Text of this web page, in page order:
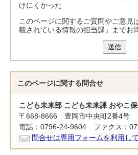
けにくかった
このページに関するご質問やご意見
載されている情報の担当課」までお
送信
このページに関する 問合せ
こども未来部 こども未来課 おやこ
〒668-8666 豊岡市中央町2番4号
電話：0796-24-9604 ファクス：
問合せは専用フォームを利用し